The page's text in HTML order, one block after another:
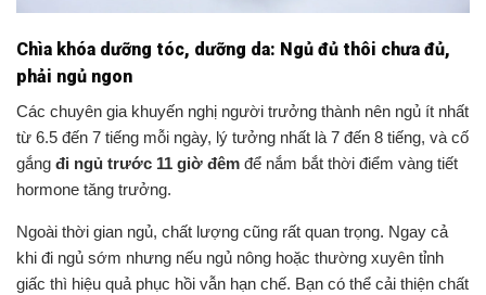
Chìa khóa dưỡng tóc, dưỡng da: Ngủ đủ thôi chưa đủ,
phải ngủ ngon
Các chuyên gia khuyến nghị người trưởng thành nên ngủ ít nhất
từ 6.5 đến 7 tiếng mỗi ngày, lý tưởng nhất là 7 đến 8 tiếng, và cố
gắng đi ngủ trước 11 giờ đêm để nắm bắt thời điểm vàng tiết
hormone tăng trưởng.
Ngoài thời gian ngủ, chất lượng cũng rất quan trọng. Ngay cả
khi đi ngủ sớm nhưng nếu ngủ nông hoặc thường xuyên tỉnh
giấc thì hiệu quả phục hồi vẫn hạn chế. Bạn có thể cải thiện chất